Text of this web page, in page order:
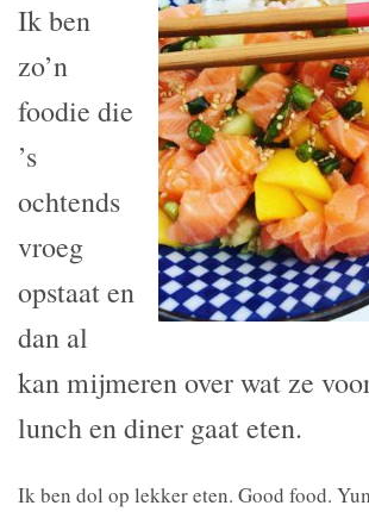
Ik ben
zo’n
foodie die
’s
ochtends
vroeg
opstaat en
dan al
kan mijmeren over wat ze
lunch en diner gaat eten.
Ik ben dol op lekker eten. Good food.